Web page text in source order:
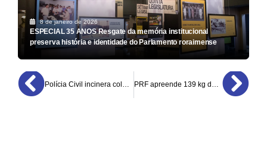
8 de janeiro de 2026
ESPECIAL 35 ANOS Resgate da memória institucional
preserva história e identidade do Parlamento roraimense
Polícia Civil incinera coletes balísticos inservíveis PRF apreende 139 kg de Maconha e 6 toneladas de descaminho em carreta na BR 174